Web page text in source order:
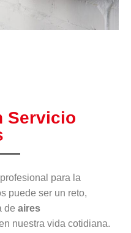
Servicio
para la
puede ser un reto,
de aires
nuestra vida cotidiana.